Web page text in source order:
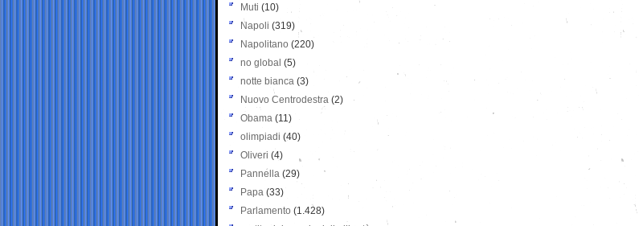
Muti (10)
Napoli (319)
Napolitano (220)
no global (5)
notte bianca (3)
Nuovo Centrodestra (2)
Obama (11)
olimpiadi (40)
Oliveri (4)
Pannella (29)
Papa (33)
Parlamento (1.428)